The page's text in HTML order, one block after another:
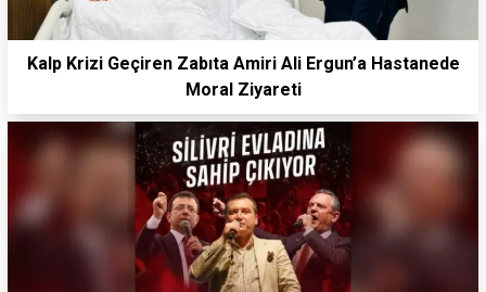
Kalp Krizi Geçiren Zabıta Amiri Ali Ergun’a Hastanede
Moral Ziyareti